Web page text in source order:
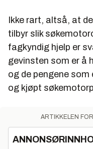
Ikke rart, altså, at
tilbyr slik
fagkyndig hjelp er
gevinsten som er å
og de pengene
og kjøpt
ARTIKKELEN